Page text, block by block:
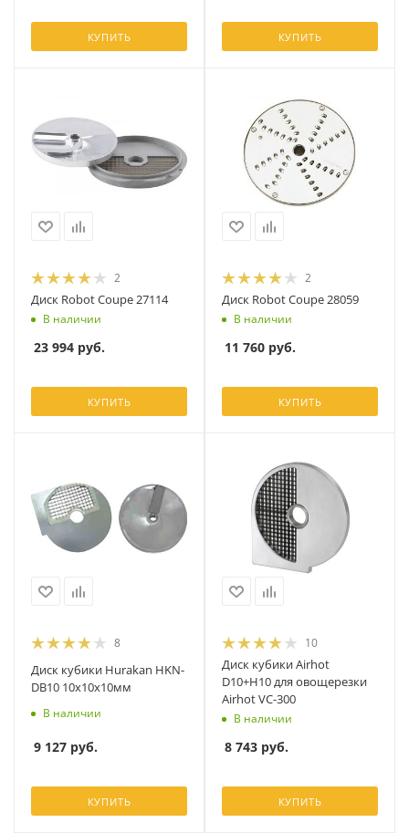
КУПИТЬ КУПИТЬ
2
Диск Robot Coupe 27114
В наличии
23 994 руб.
КУПИТЬ
2
Диск Robot Coupe 28059
В наличии
11 760 руб.
КУПИТЬ
8
Диск кубики Hurakan HKN-
DB10 10х10х10мм
В наличии
9 127 руб.
КУПИТЬ
10
Диск кубики Airhot
D10+H10 для овощерезки
Airhot VC-300
В наличии
8 743 руб.
КУПИТЬ